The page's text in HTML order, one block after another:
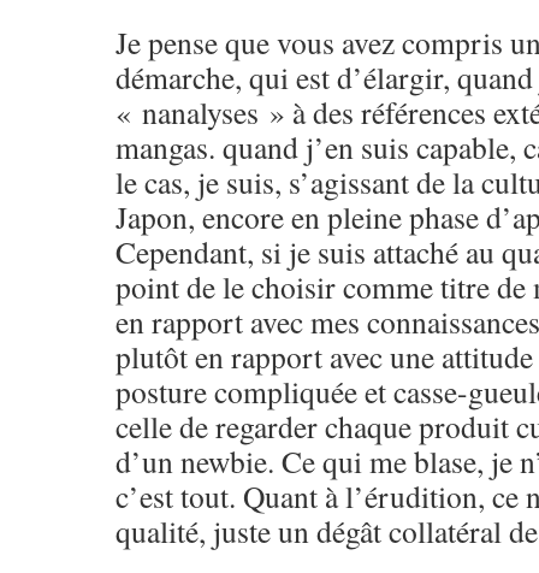
Je pense que vous avez compris
démarche, qui est d’élargir,
« nanalyses » à des références
mangas. quand j’en suis capable,
le cas, je suis, s’agissant de la
Japon, encore en pleine phase
Cependant, si je suis attaché au
point de le choisir comme titre de
en rapport avec mes
plutôt en rapport avec une
posture compliquée et casse-
celle de regarder chaque produit
d’un newbie. Ce qui me blase, je
c’est tout. Quant à l’érudition, ce
qualité, juste un dégât collatéral